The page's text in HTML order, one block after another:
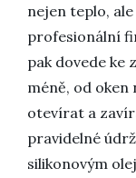
nejen teplo,
profesionální
pak dovede ke
méně, od oken
otevírat a
pravidelné
silikonovým